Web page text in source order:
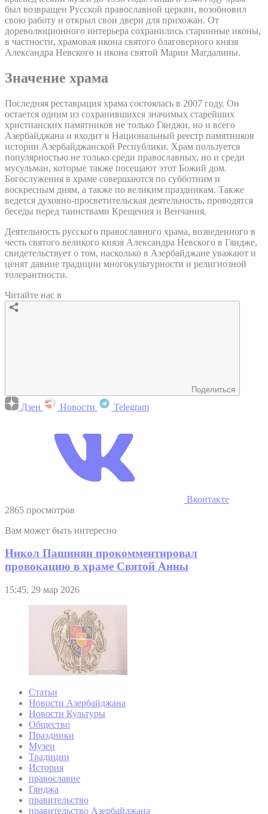
был возвращен Русской православной церкви, возобновил
свою работу и открыл свои двери для прихожан. От
дореволюционного интерьера сохранились старинные иконы,
в частности, храмовая икона святого благоверного князя
Александра Невского и икона святой Марии Магдалины.
Значение храма
Последняя реставрация храма состоялась в 2007 году. Он
остается одним из сохранившихся значимых старейших
христианских памятников не только Гянджи, но и всего
Азербайджана и входит в Национальный реестр памятников
истории Азербайджанской Республики. Храм пользуется
популярностью не только среди православных, но и среди
мусульман, которые также посещают этот Божий дом.
Богослужения в храме совершаются по субботним и
воскресным дням, а также по великим праздникам. Также
ведется духовно-просветительская деятельность, проводятся
беседы перед таинствами Крещения и Венчания.
Деятельность русского православного храма, возведенного в
честь святого великого князя Александра Невского в Гяндже,
свидетельствует о том, насколько в Азербайджане уважают и
ценят давние традиции многокультурности и религиозной
толерантности.
Читайте нас в
Поделиться
Дзен Новости Telegram
Вконтакте
2865 просмотров
Вам может быть интересно
Никол Пашинян прокомментировал
провокацию в храме Святой Анны
15:45, 29 мар 2026
Статьи
Новости Азербайджана
Новости Культуры
Общество
Праздники
Музеи
Традиции
История
православие
Гянджа
правительство
правительство Азербайджана